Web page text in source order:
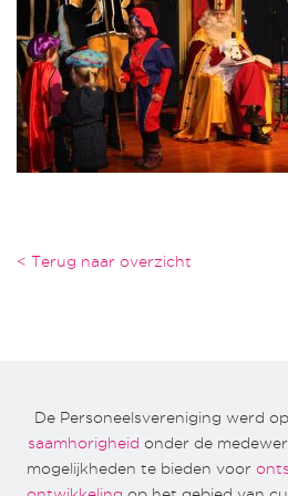
< Terug naar overzicht
De Personeelsvereniging werd
saamhorigheid onder de
mogelijkheden te bieden voor